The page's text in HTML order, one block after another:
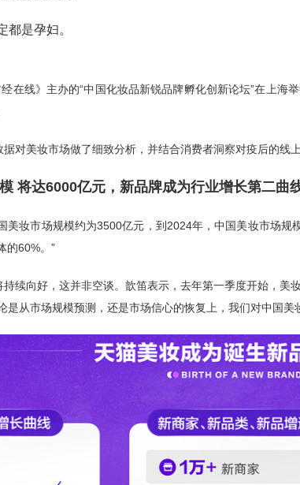
都是孕妇。
在线》主办的“中国化妆品新锐品牌孵化创新论坛”在上海
对美妆市场做了细致分析，并结合消费者洞察对疫后的线
将达6000亿元，新品牌成为行业增长第二曲
美妆市场规模约为3500亿元，到2024年，中国美妆市场规
的60%。”
续向好，这并非空谈。歆笛表示，去年第一季度开始，美
是从市场规模预测，还是市场信心的恢复上，我们对中国